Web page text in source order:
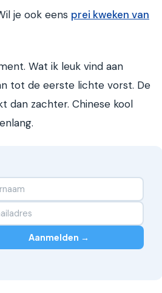
je ook eens prei kweken van
Wat ik leuk vind aan
tot de eerste lichte vorst. De
dan zachter. Chinese kool
Aanmelden →